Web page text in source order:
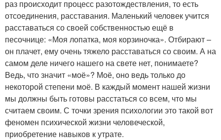
раз происходит процесс разотождествления, то есть
отсоединения, расставания. Маленький человек учится
расставаться со своей собственностью ещё в
песочнице: «Моя лопатка, моя корзиночка». Отбирают –
он плачет, ему очень тяжело расставаться со своим. А на
самом деле ничего нашего на свете нет, понимаете?
Ведь, что значит «моё»? Моё, оно ведь только до
некоторой степени моё. В каждый момент нашей жизни
мы должны быть готовы расстаться со всем, что мы
считаем своим. С точки зрения психологии это такой вот
феномен психической жизни человеческой,
приобретение навыков к утрате.